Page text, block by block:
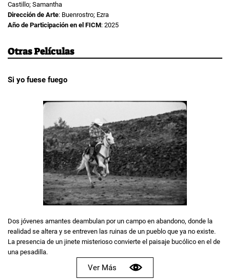
Castillo; Samantha
Dirección de Arte: Buenrostro; Ezra
Año de Participación en el FICM: 2025
Otras Películas
Si yo fuese fuego
Dos jóvenes amantes deambulan por un campo en abandono, donde la
realidad se altera y se entreven las ruinas de un pueblo que ya no existe.
La presencia de un jinete misterioso convierte el paisaje bucólico en el de
una pesadilla.
Ver Más